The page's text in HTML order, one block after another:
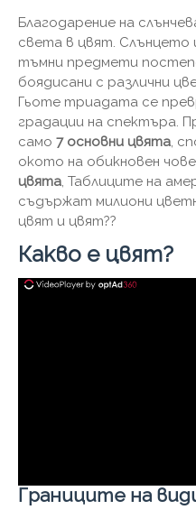
Благодарение на
света в цвят. Слънцето
тъмни предмети
боядисани с различни
Гьоте триадата се
градации на спектъра.
само 7 основни цвята,
окото на обикновен
цвята, Таблиците на
съдържат милиони
цвят и цвят??
Какво е цвят?
Границите на